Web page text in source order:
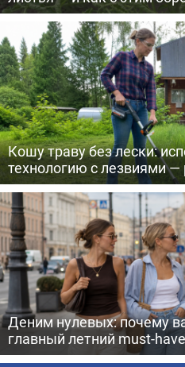
Кошу траву без лески:
технологию с лезвиями
Деним нулевых: почему
главный летний must-